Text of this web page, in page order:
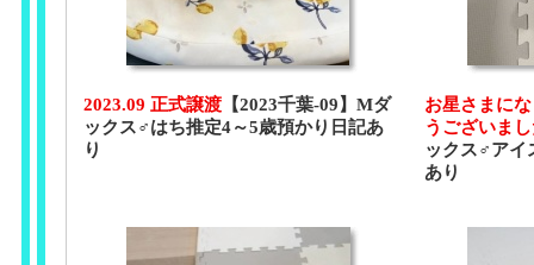
2023.09 正式譲渡 【2023千葉-09】Mダ
ックス♂はち推定4～5歳預かり日記あ
り
お星さまに
うございま
ックス♂アイ
あり